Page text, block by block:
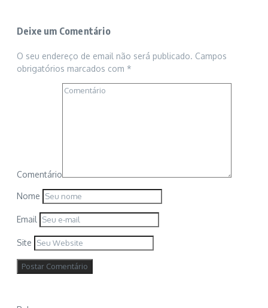
Deixe um Comentário
O seu endereço de email não será publicado. Campos
obrigatórios marcados com *
Comentário
Nome
Email
Site